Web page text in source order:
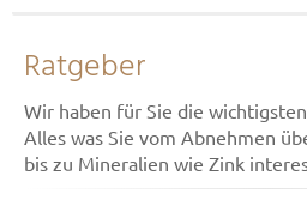
Ratgeber
Wir haben für Sie die
Alles was Sie vom Abnehmen
bis zu Mineralien wie Zink